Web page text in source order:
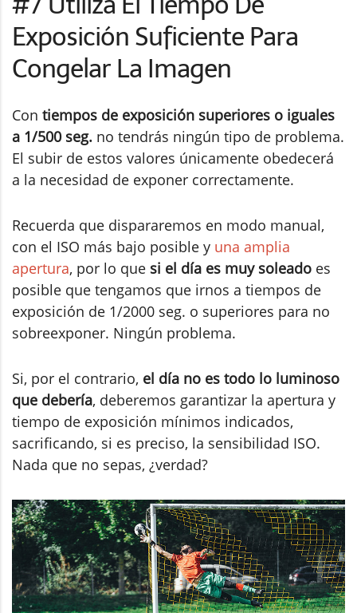
Exposición Suficiente Para
Congelar La Imagen
Con tiempos de exposición superiores o iguales
a 1/500 seg. no tendrás ningún tipo de problema.
El subir de estos valores únicamente obedecerá
a la necesidad de exponer correctamente.
Recuerda que dispararemos en modo manual,
con el ISO más bajo posible y una amplia
apertura, por lo que si el día es muy soleado es
posible que tengamos que irnos a tiempos de
exposición de 1/2000 seg. o superiores para no
sobreexponer. Ningún problema.
Si, por el contrario, el día no es todo lo luminoso
que debería, deberemos garantizar la apertura y
tiempo de exposición mínimos indicados,
sacrificando, si es preciso, la sensibilidad ISO.
Nada que no sepas, ¿verdad?